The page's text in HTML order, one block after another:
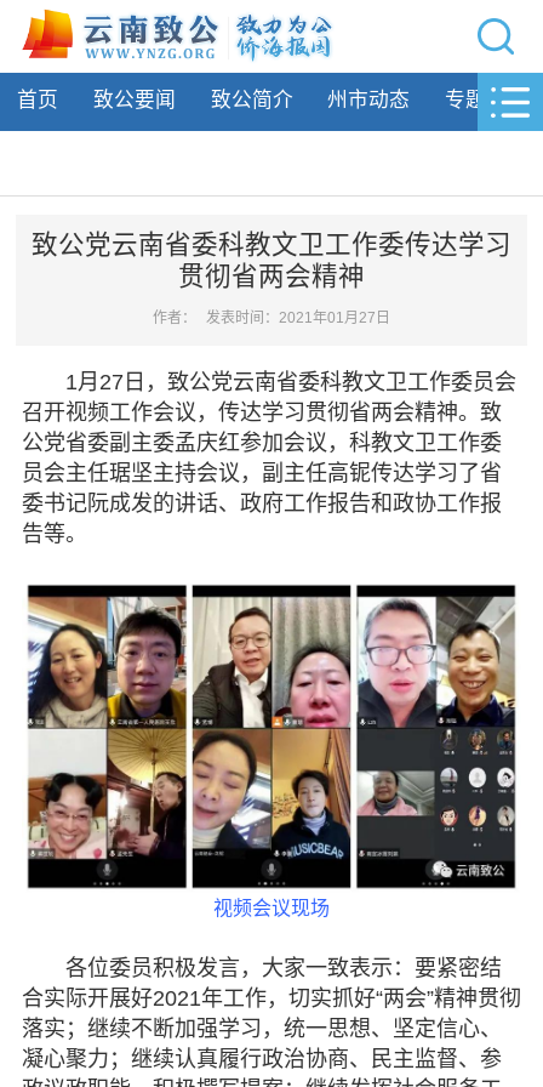
网站导航
首页
州市动态
履行职责
自身建设
致公风采
书香机关
电子杂志
图片欣赏
视频中心
联系我们
脱贫攻坚
侨海动态
首页 致公要闻 致公简介 州市动态 专题活动
致公党云南省委科教文卫工作委传达学习
贯彻省两会精神
作者： 发表时间：2021年01月27日
1月27日，致公党云南省委科教文卫工作委员会
召开视频工作会议，传达学习贯彻省两会精神。致
公党省委副主委孟庆红参加会议，科教文卫工作委
员会主任琚坚主持会议，副主任高铌传达学习了省
委书记阮成发的讲话、政府工作报告和政协工作报
告等。
视频会议现场
各位委员积极发言，大家一致表示：要紧密结
合实际开展好2021年工作，切实抓好“两会”精神贯彻
落实；继续不断加强学习，统一思想、坚定信心、
凝心聚力；继续认真履行政治协商、民主监督、参